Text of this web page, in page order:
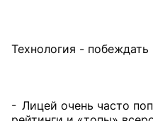
Технология - побеждать
- Лицей очень часто